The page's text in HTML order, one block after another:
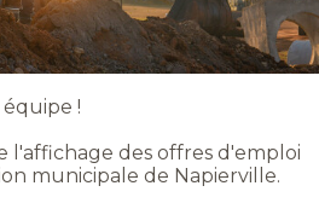
!
l'affichage des offres d'emploi
municipale de Napierville.